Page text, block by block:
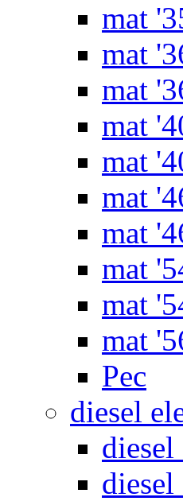
mat
mat
mat
mat
mat
mat
mat
mat
mat
mat
Pec
diesel
diesel
diesel